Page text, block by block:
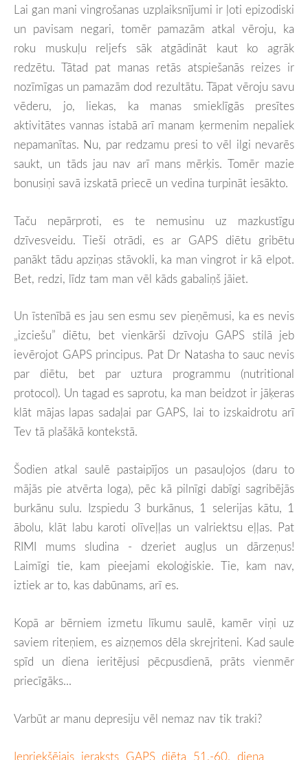
Lai gan mani vingrošanas uzplaiksnījumi ir ļoti epizodiski
un pavisam negari, tomēr pamazām atkal vēroju, ka
roku muskuļu reljefs sāk atgādināt kaut ko agrāk
redzētu. Tātad pat manas retās atspiešanās reizes ir
nozīmīgas un pamazām dod rezultātu. Tāpat vēroju savu
vēderu, jo, liekas, ka manas smieklīgās presītes
aktivitātes vannas istabā arī manam ķermenim nepaliek
nepamanītas. Nu, par redzamu presi to vēl ilgi nevarēs
saukt, un tāds jau nav arī mans mērķis. Tomēr mazie
bonusiņi savā izskatā priecē un vedina turpināt iesākto.
Taču nepārproti, es te nemusinu uz mazkustīgu
dzīvesveidu. Tieši otrādi, es ar GAPS diētu gribētu
panākt tādu apziņas stāvokli, ka man vingrot ir kā elpot.
Bet, redzi, līdz tam man vēl kāds gabaliņš jāiet.
Un īstenībā es jau sen esmu sev pieņēmusi, ka es nevis
„izciešu” diētu, bet vienkārši dzīvoju GAPS stilā jeb
ievērojot GAPS principus. Pat Dr Natasha to sauc nevis
par diētu, bet par uztura programmu (nutritional
protocol). Un tagad es saprotu, ka man beidzot ir jāķeras
klāt mājas lapas sadaļai par GAPS, lai to izskaidrotu arī
Tev tā plašākā kontekstā.
Šodien atkal saulē pastaipījos un pasauļojos (daru to
mājās pie atvērta loga), pēc kā pilnīgi dabīgi sagribējās
burkānu sulu. Izspiedu 3 burkānus, 1 selerijas kātu, 1
ābolu, klāt labu karoti olīveļļas un valriektsu eļļas. Pat
RIMI mums sludina - dzeriet augļus un dārzeņus!
Laimīgi tie, kam pieejami ekoloģiskie. Tie, kam nav,
iztiek ar to, kas dabūnams, arī es.
Kopā ar bērniem izmetu līkumu saulē, kamēr viņi uz
saviem riteņiem, es aizņemos dēla skrejriteni. Kad saule
spīd un diena ieritējusi pēcpusdienā, prāts vienmēr
priecīgāks...
Varbūt ar manu depresiju vēl nemaz nav tik traki?
Iepriekšējais ieraksts GAPS diēta 51.-60. diena